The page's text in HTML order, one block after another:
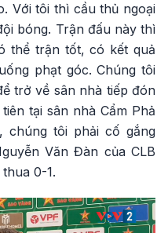
Với tôi thì cầu thủ ngoại
bóng. Trận đấu này thì
thể trận tốt, có kết quả
phạt góc. Chúng tôi
trở về sân nhà tiếp đón
tại sân nhà Cẩm Phả
chúng tôi phải cố gắng
Văn Đàn của CLB
0-1.